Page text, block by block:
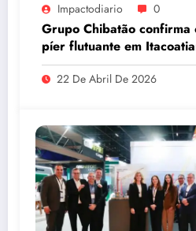
Impactodiario 0
Grupo Chibatão confirma
píer flutuante em
compromisso com a
o Amazonas
22 De Abril De 2026